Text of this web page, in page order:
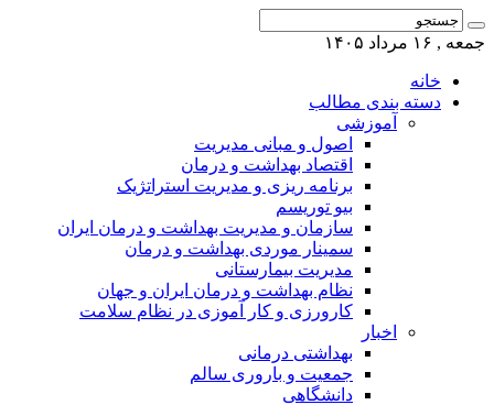
جمعه , ۱۶ مرداد ۱۴۰۵
خانه
دسته بندی مطالب
آموزشی
اصول و مبانی مدیریت
اقتصاد بهداشت و درمان
برنامه ریزی و مدیریت استراتژیک
بیو توریسم
سازمان و مدیریت بهداشت و درمان ایران
سمینار موردی بهداشت و درمان
مدیریت بیمارستانی
نظام بهداشت و درمان ایران و جهان
کارورزی و کار آموزی در نظام سلامت
اخبار
بهداشتی درمانی
جمعیت و باروری سالم
دانشگاهی